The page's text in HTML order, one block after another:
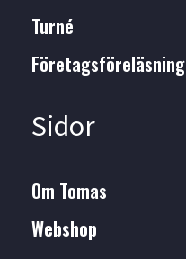
Turné
Företagsföreläsning
Sidor
Om Tomas
Webshop